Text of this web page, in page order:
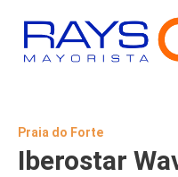
Praia do Forte
Iberostar